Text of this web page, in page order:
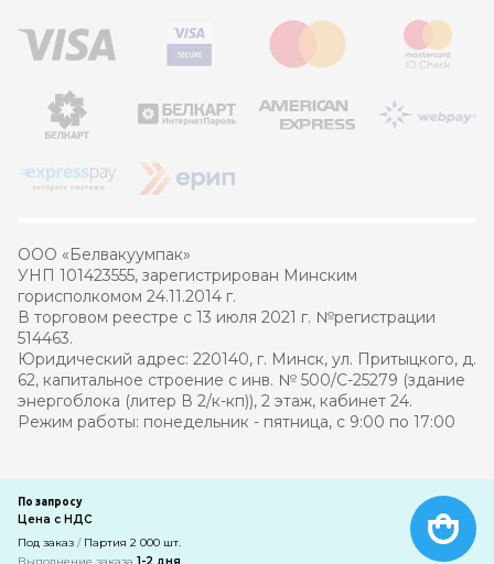
По запросу
Цена с НДС
Под заказ /Партия 2 000 шт.
ООО «Белвакуумпак»
УНП 101423555, зарегистрирован Минским
горисполкомом 24.11.2014 г.
В торговом реестре с 13 июля 2021 г. №регистрации
514463.
Юридический адрес: 220140, г. Минск, ул. Притыцкого, д.
62, капитальное строение с инв. № 500/С-25279 (здание
энергоблока (литер В 2/к-кп)), 2 этаж, кабинет 24.
Режим работы: понедельник - пятница, с 9:00 по 17:00
компания PRAS